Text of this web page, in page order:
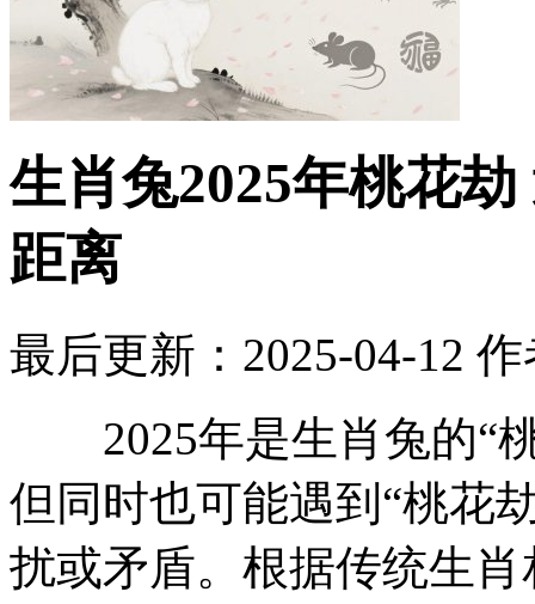
生肖兔2025年桃花
距离
最后更新：2025-04-12 作
2025年是生肖兔的“桃
但同时也可能遇到“桃
扰或矛盾。根据传统生